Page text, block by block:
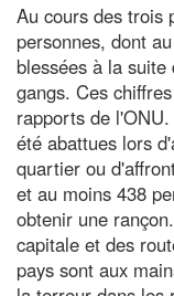
Au cours des trois
personnes, dont
blessées à la
gangs. Ces
rapports de
été abattues lors
quartier ou
et au moins 438
obtenir une
capitale et des
pays sont aux